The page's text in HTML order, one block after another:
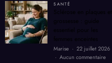
vie
SANTÉ
Sclérose en plaques et
grossesse : guide
essentiel pour les
femmes enceintes
Marise
22 juillet 2026
Aucun commentaire